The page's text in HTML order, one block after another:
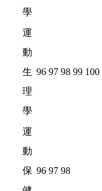
學
運
動
生
理
學
96 97 98 99 100
運
動
保 96 97 98